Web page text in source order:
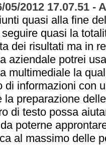
05/2012 17.07.51 -
quasi alla fine
quasi la
dei risultati ma in
aziendale potrei
multimediale la
di informazioni con
la preparazione
di testo possa
poterne
al massimo delle